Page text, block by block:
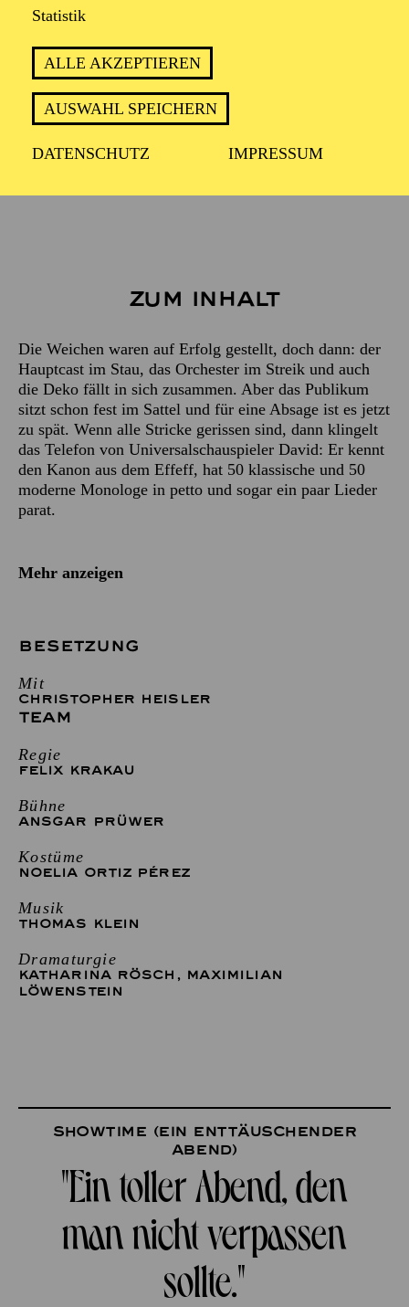
Statistik
ALLE AKZEPTIEREN
AUSWAHL SPEICHERN
DATENSCHUTZ IMPRESSUM
WIEDERAUFNAHME
in der Spielzeit 2026/2027
Zum Inhalt
Die Weichen waren auf Erfolg gestellt, doch dann: der
Hauptcast im Stau, das Orchester im Streik und auch
die Deko fällt in sich zusammen. Aber das Publikum
sitzt schon fest im Sattel und für eine Absage ist es jetzt
zu spät. Wenn alle Stricke gerissen sind, dann klingelt
das Telefon von Universalschauspieler David: Er kennt
den Kanon aus dem Effeff, hat 50 klassische und 50
moderne Monologe in petto und sogar ein paar Lieder
parat.
Mehr anzeigen
BESETZUNG
Mit
CHRISTOPHER HEISLER
TEAM
Regie
FELIX KRAKAU
Bühne
ANSGAR PRÜWER
Kostüme
NOELIA ORTIZ PÉREZ
Musik
THOMAS KLEIN
Dramaturgie
KATHARINA RÖSCH , MAXIMILIAN
LÖWENSTEIN
Showtime (ein enttäuschender
Abend)
"Ein toller Abend, den
man nicht verpassen
sollte."